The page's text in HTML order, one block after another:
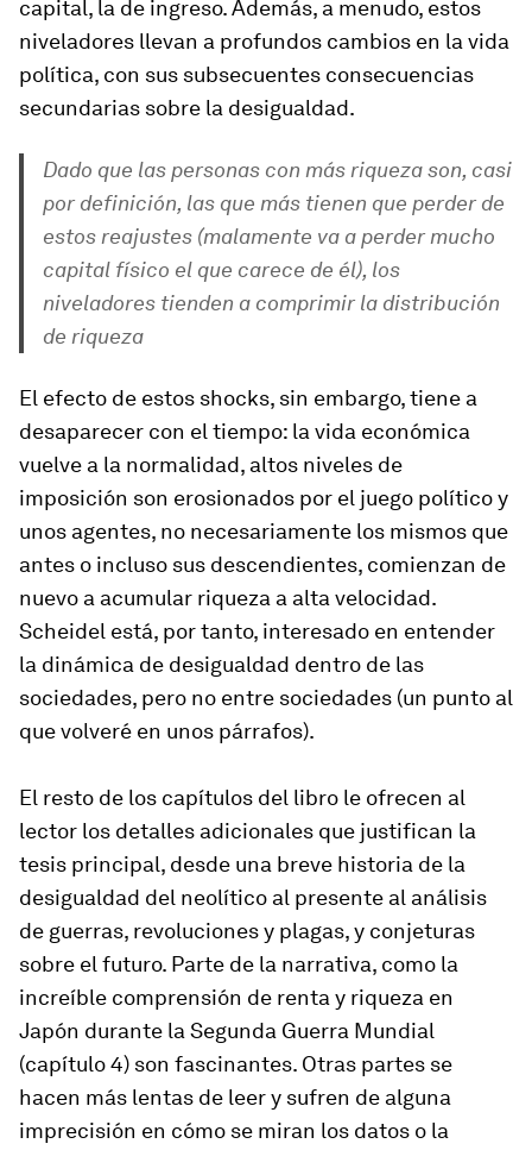
capital, la de ingreso. Además, a menudo, estos
niveladores llevan a profundos cambios en la vida
política, con sus subsecuentes consecuencias
secundarias sobre la desigualdad.
Dado que las personas con más riqueza son, casi
por definición, las que más tienen que perder de
estos reajustes (malamente va a perder mucho
capital físico el que carece de él), los
niveladores tienden a comprimir la distribución
de riqueza
El efecto de estos shocks, sin embargo, tiene a
desaparecer con el tiempo: la vida económica
vuelve a la normalidad, altos niveles de
imposición son erosionados por el juego político y
unos agentes, no necesariamente los mismos que
antes o incluso sus descendientes, comienzan de
nuevo a acumular riqueza a alta velocidad.
Scheidel está, por tanto, interesado en entender
la dinámica de desigualdad dentro de las
sociedades, pero no entre sociedades (un punto al
que volveré en unos párrafos).
El resto de los capítulos del libro le ofrecen al
lector los detalles adicionales que justifican la
tesis principal, desde una breve historia de la
desigualdad del neolítico al presente al análisis
de guerras, revoluciones y plagas, y conjeturas
sobre el futuro. Parte de la narrativa, como la
increíble comprensión de renta y riqueza en
Japón durante la Segunda Guerra Mundial
(capítulo 4) son fascinantes. Otras partes se
hacen más lentas de leer y sufren de alguna
imprecisión en cómo se miran los datos o la